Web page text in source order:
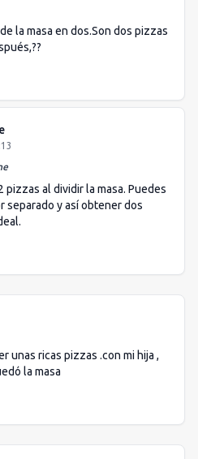
la masa en dos.Son dos pizzas
pizzas al dividir la masa. Puedes
separado y así obtener dos
unas ricas pizzas .con mi hija ,
la masa